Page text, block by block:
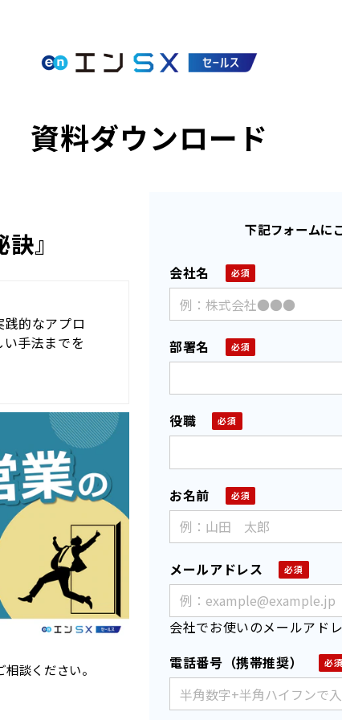
資料ダウンロード
訣』
的なアプロ
手法までを
談ください。
下記フォームに
会社名
部署名
役職
お名前
メールアドレス
会社でお使いのメールアド
電話番号（携帯推奨）